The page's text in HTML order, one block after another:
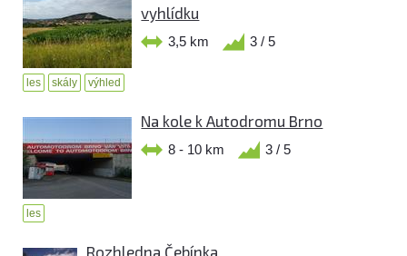
vyhlídku
3,5 km 3 / 5
les skály výhled
Na kole k Autodromu Brno
8 - 10 km 3 / 5
les
Rozhledna Čebínka